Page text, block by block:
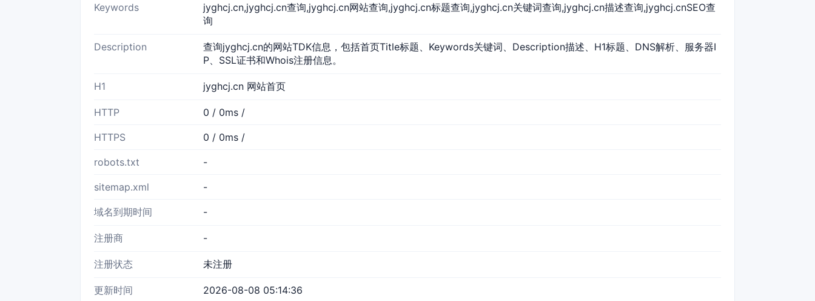
Keywords
jyghcj.cn,jyghcj.cn查询,jyghcj.cn网站查询,jyghcj.cn标题查询,jyghcj.cn关键词查询,jyghcj.cn描述查询,jyghcj.cnSEO查
询
Description
查询jyghcj.cn的网站TDK信息，包括首页Title标题、Keywords关键词、Description描述、H1标题、DNS解析、服务器I
P、SSL证书和Whois注册信息。
H1 jyghcj.cn 网站首页
HTTP 0 / 0ms /
HTTPS 0 / 0ms /
robots.txt -
sitemap.xml -
域名到期时间 -
注册商 -
注册状态 未注册
更新时间 2026-08-08 05:14:36